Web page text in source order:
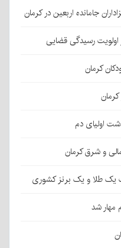
رسیدگی قضایی
کرمان
اولیای دم
و شرق کرمان
یک طلا و یک برنز کشوری
مهار شد